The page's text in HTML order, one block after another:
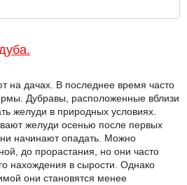
на дачах. В последнее время часто
Дубравы, расположенные вблизи
желуди в природных условиях.
желуди осенью после первых
начинают опадать. Можно
до прорастания, но они часто
нахождения в сырости. Однако
они становятся менее